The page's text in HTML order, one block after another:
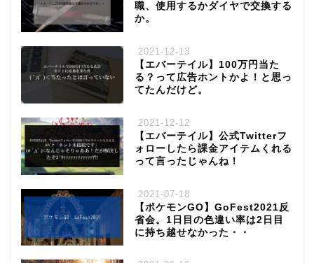
職、使用するかダイヤで交換する
か。
2021-12-13
【エバーテイル】100万円当た
る？って広告ホントかよ！と思っ
てたんだけど。
2021-12-12
【エバーテイル】公式Twitterフ
ォローしたら課金アイテムくれる
って言ったじゃんね！
2021-07-18
【ポケモンGO】GoFest2021反
省会。1日目の色違い率は2日目
に持ち越せなかった・・